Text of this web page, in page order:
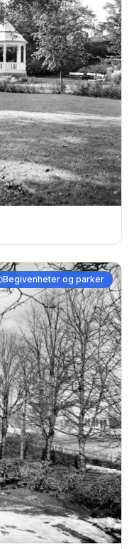
Begivenheter og parker